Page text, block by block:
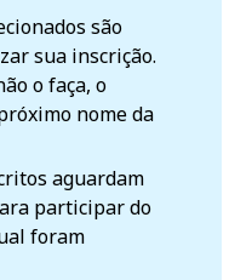
são
sua inscrição.
o faça, o
nome da
aguardam
participar do
foram